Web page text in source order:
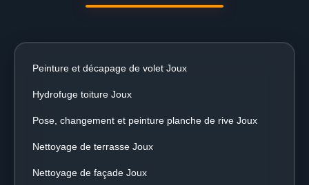
Peinture et décapage de volet Joux
Hydrofuge toiture Joux
Pose, changement et peinture planche de rive Joux
Nettoyage de terrasse Joux
Nettoyage de façade Joux